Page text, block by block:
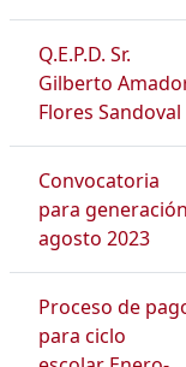
Q.E.P.D. Sr.
Gilberto
Flores Sandoval
Convocatoria
para generación
agosto 2023
Proceso de
para ciclo